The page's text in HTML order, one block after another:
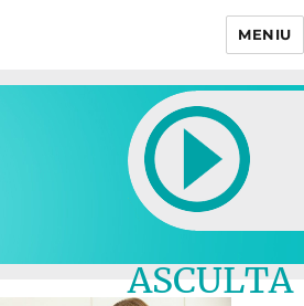
MENIU
ASCULTA